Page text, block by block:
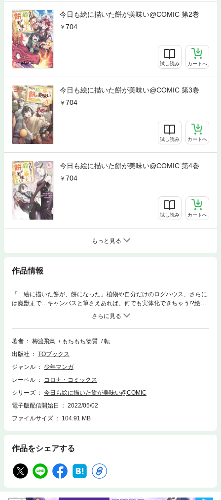
今日も絵に描いた餅が美味い@COMIC 第2巻
704
試し読み カートへ
今日も絵に描いた餅が美味い@COMIC 第3巻
704
試し読み カートへ
今日も絵に描いた餅が美味い@COMIC 第4巻
704
試し読み カートへ
もっと見る
作品情報
「…絵に描いた餅が、餅になった」植物や自分だけのログハウス、さらに
は魔獣まで…キャンバスと筆さえあれば、何でも実体化できちゃう!?絵を
描くことが好きな高校生・トウゴが繰り広げる異世界”お絵描き”ファンタ
ジー、ついにコミカライズ！【あらすじ】描いた絵を何でもポンッと出せ
る力――絵を描くのが大好きな高校生・トウゴの日常は「異世界」で魔法
の力を手に入れて一変した！ 肉や泉、ログハウス等をどんどん実体化し
まってきて、にぎやかな“ふわ森ライフ”が始まったのだ。だが、そんな皆
のオアシスに不穏な影が忍び寄っていて……？餅からドラゴンまで!? 何
よ"ほのぼのファンタジー、開幕！
著者 梅渡飛鳥 もちもち物質
転
出版社
TOブックス
ジャンル
少年マンガ
レーベル
コロナ・コミックス
シリーズ
今日も絵に描いた餅が美味い@COMIC
電子版配信開始日
2022/05/02
ファイルサイズ
104.91 MB
作品をシェアする